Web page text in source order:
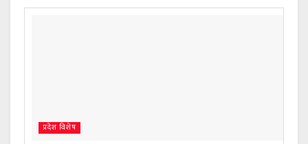
प्रदेश विशेष